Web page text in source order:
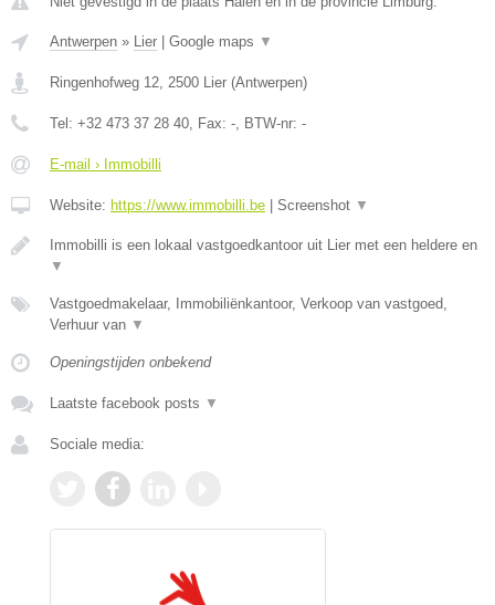
Antwerpen » Lier Google maps ▼
Ringenhofweg 12, 2500 Lier (Antwerpen)
Tel: +32 473 37 28 40, Fax: -, BTW-nr: -
E-mail › Immobilli
Website: https://www.immobilli.be Screenshot ▼
Immobilli is een lokaal vastgoedkantoor uit Lier met een heldere en
▼
Vastgoedmakelaar, Immobiliënkantoor, Verkoop van vastgoed,
Verhuur van ▼
Openingstijden onbekend
Laatste facebook posts ▼
Sociale media: